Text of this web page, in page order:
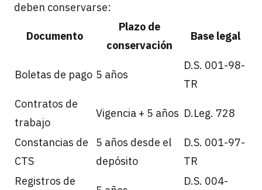
deben conservarse:
Documento
Plazo de
conservación
Base legal
Boletas de pago 5 años
D.S. 001-98-
TR
Contratos de
trabajo
Vigencia + 5 años D.Leg. 728
Constancias de
CTS
5 años desde el
depósito
D.S. 001-97-
TR
Registros de
D.S. 004-